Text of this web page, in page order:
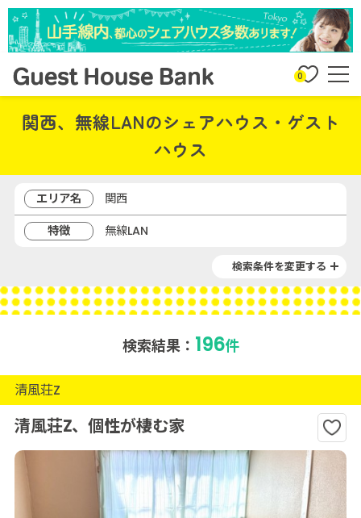
0
関西、無線LANのシェアハウス・ゲスト
ハウス
エリア名
関西
特徴
無線LAN
検索条件を変更する
検索結果： 196件
清風荘Z
清風荘Z、個性が棲む家